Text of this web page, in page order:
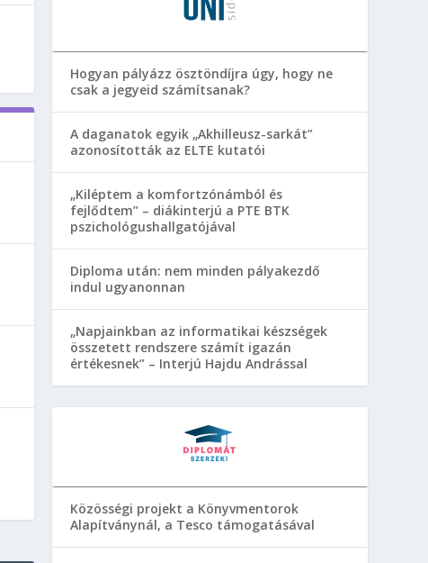
Hogyan pályázz ösztöndíjra úgy, hogy ne
csak a jegyeid számítsanak?
A daganatok egyik „Akhilleusz-sarkát”
azonosították az ELTE kutatói
„Kiléptem a komfortzónámból és
fejlődtem” – diákinterjú a PTE BTK
pszichológushallgatójával
Diploma után: nem minden pályakezdő
indul ugyanonnan
„Napjainkban az informatikai készségek
összetett rendszere számít igazán
értékesnek” – Interjú Hajdu Andrással
Közösségi projekt a Könyvmentorok
Alapítványnál, a Tesco támogatásával